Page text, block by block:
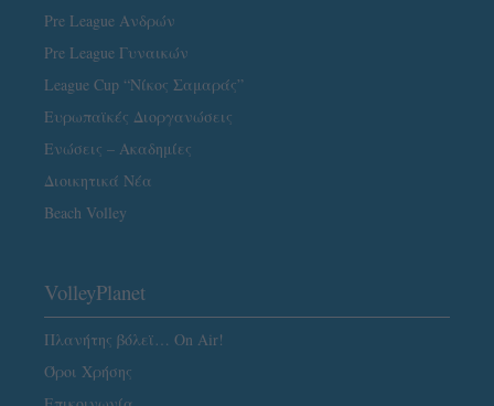
Pre League Ανδρών
Pre League Γυναικών
League Cup “Νίκος Σαμαράς”
Ευρωπαϊκές Διοργανώσεις
Ενώσεις – Ακαδημίες
Διοικητικά Νέα
Beach Volley
VolleyPlanet
Πλανήτης βόλεϊ… On Air!
Όροι Χρήσης